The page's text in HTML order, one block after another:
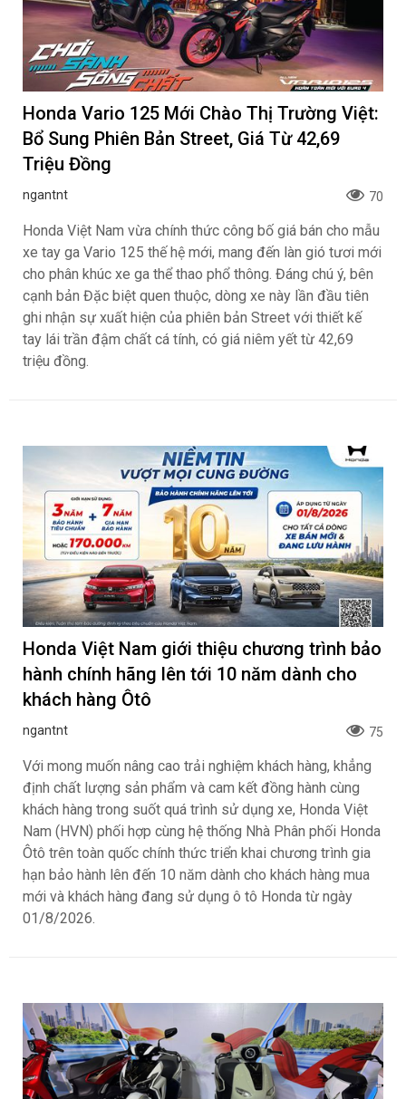
Toyota Vios, Yaris Cross cùng bộ đôi Veloz Cross và
Avanza Premio tiếp tục nhận chương trình khuyến mại
trong tháng 8, giúp khách hàng dễ dàng sở hữu xe trước
tháng Ngâu
Honda Vario 125 Mới Chào Thị Trường Việt:
Honda Việt Nam vừa chính thức công bố giá bán cho mẫu
xe tay ga Vario 125 thế hệ mới, mang đến làn gió tươi mới
cho phân khúc xe ga thể thao phổ thông. Đáng chú ý, bên
cạnh bản Đặc biệt quen thuộc, dòng xe này lần đầu tiên
ghi nhận sự xuất hiện của phiên bản Street với thiết kế
tay lái trần đậm chất cá tính, có giá niêm yết từ 42,69
triệu đồng.
Honda Việt Nam giới thiệu chương trình bảo
Với mong muốn nâng cao trải nghiệm khách hàng, khẳng
định chất lượng sản phẩm và cam kết đồng hành cùng
khách hàng trong suốt quá trình sử dụng xe, Honda Việt
Nam (HVN) phối hợp cùng hệ thống Nhà Phân phối Honda